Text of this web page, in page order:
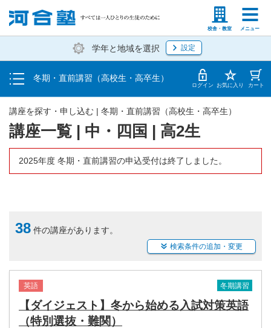
校舎・教室 メニュー
塾生の方 高等学校の先生
学年と地域を選択 設定
冬期・直前講習（高校生・高卒生）
受講料・お申し込み方法
受講開始までの流れ
校舎一覧 ログイン お気に入り カート
講座一覧 | 中・四国 | 高2生
講座を探す・申し込む | 冬期・直前講習（高校生・高卒生）
2025年度 冬期・直前講習の申込受付は終了しました。
38 件の講座があります。
検索条件の追加・変更
英語 冬期講習
【ダイジェスト】冬から始める入試対策英語
（特別選抜・難関）